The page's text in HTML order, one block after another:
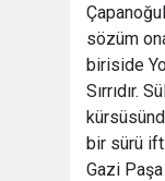
sözüm
biriside
Sırrıdır.
bir sürü
Gazi